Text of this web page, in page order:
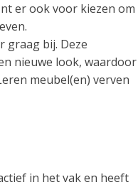
er ook voor kiezen om
graag bij. Deze
nieuwe look, waardoor
meubel(en) verven
in het vak en heeft